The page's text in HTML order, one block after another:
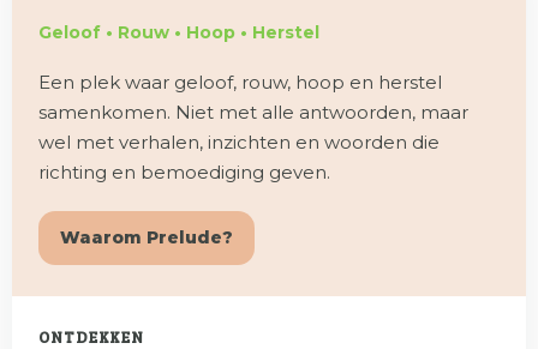
Geloof • Rouw • Hoop • Herstel
Een plek waar geloof, rouw, hoop en herstel
samenkomen. Niet met alle antwoorden, maar
wel met verhalen, inzichten en woorden die
richting en bemoediging geven.
Waarom Prelude?
ONTDEKKEN